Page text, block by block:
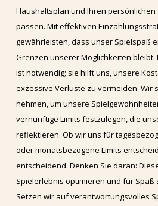
Haushaltsplan und Ihren
passen. Mit effektiven
gewährleisten, dass unser Spielspaß
Grenzen unserer Möglichkeiten bleibt.
ist notwendig; sie hilft uns, unsere
exzessive Verluste zu vermeiden. Wir
nehmen, um unsere
vernünftige Limits festzulegen, die
reflektieren. Ob wir uns für
oder monatsbezogene Limits
entscheidend. Denken Sie daran:
Spielerlebnis optimieren und für Spaß
Setzen wir auf verantwortungsvolles